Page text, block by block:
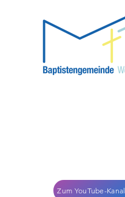
Zum YouTube-Kanal